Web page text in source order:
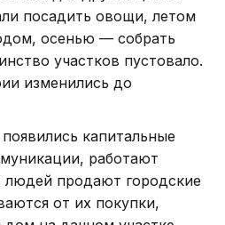
посадить овощи, летом
осенью — собрать
участков пустовало.
изменились до
капитальные
работают
людей продают городские
от их покупки,